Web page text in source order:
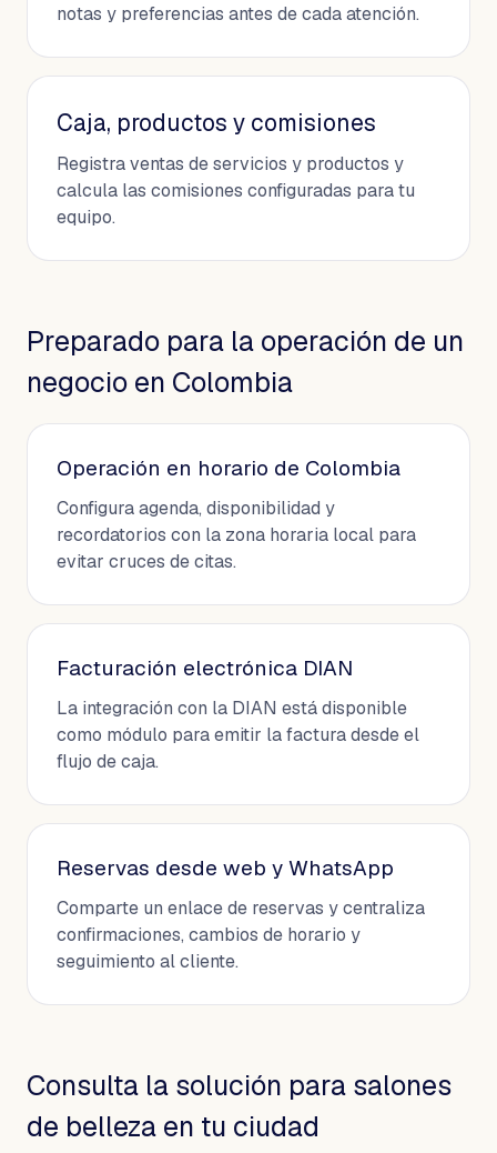
notas y preferencias antes de cada atención.
Caja, productos y comisiones
Registra ventas de servicios y productos y
calcula las comisiones configuradas para tu
equipo.
Preparado para la operación de un
negocio en Colombia
Operación en horario de Colombia
Configura agenda, disponibilidad y
recordatorios con la zona horaria local para
evitar cruces de citas.
Facturación electrónica DIAN
La integración con la DIAN está disponible
como módulo para emitir la factura desde el
flujo de caja.
Reservas desde web y WhatsApp
Comparte un enlace de reservas y centraliza
confirmaciones, cambios de horario y
seguimiento al cliente.
Consulta la solución para salones
de belleza en tu ciudad